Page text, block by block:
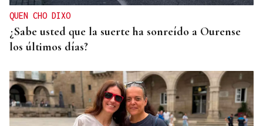
QUEN CHO DIXO
¿Sabe usted que la suerte ha sonreído a Ourense
los últimos días?